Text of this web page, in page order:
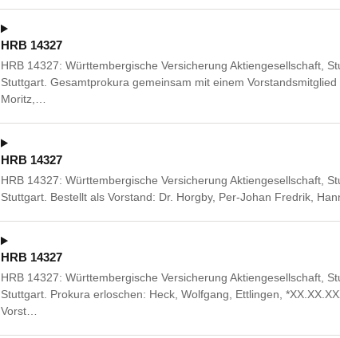
HRB 14327
HRB 14327: Württembergische Versicherung Aktiengesellschaft,
Stuttgart. Gesamtprokura gemeinsam mit einem
Moritz,…
HRB 14327
HRB 14327: Württembergische Versicherung Aktiengesellschaft,
Stuttgart. Bestellt als Vorstand: Dr. Horgby, Per-Johan Fredrik,
HRB 14327
HRB 14327: Württembergische Versicherung Aktiengesellschaft,
Stuttgart. Prokura erloschen: Heck, Wolfgang, Ettlingen,
Vorst…